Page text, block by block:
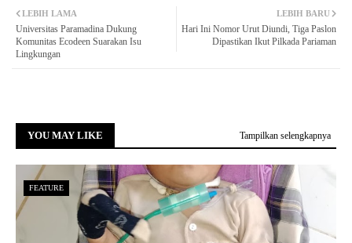
LEBIH BARU
Hari Ini Nomor Urut Diundi, Tiga Paslon
Dipastikan Ikut Pilkada Pariaman
LEBIH LAMA
Universitas Paramadina Dukung
Komunitas Ecodeen Suarakan Isu
Lingkungan
YOU MAY LIKE Tampilkan selengkapnya
FEATURE